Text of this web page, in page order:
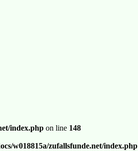
index.php on line 148
w018815a/zufallsfunde.net/index.php